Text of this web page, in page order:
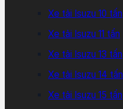
Xe tải Isuzu 10 tấn
Xe tải Isuzu 11 tấn
Xe tải Isuzu 13 tấn
Xe tải Isuzu 14 tấn
Xe tải Isuzu 15 tấn